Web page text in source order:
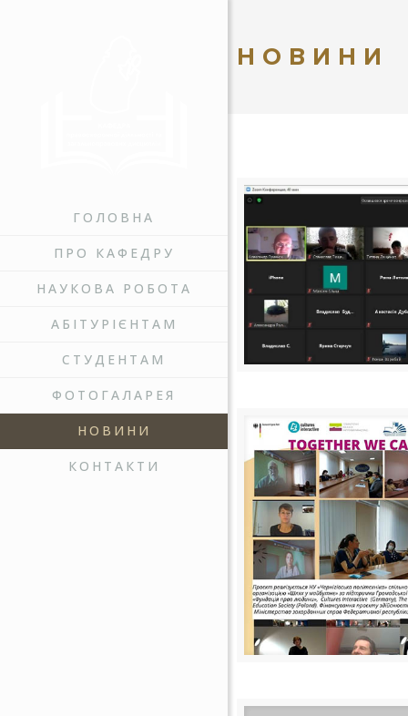
ГОЛОВНА
ПРО КАФЕДРУ
НАУКОВА РОБОТА
АБІТУРІЄНТАМ
СТУДЕНТАМ
ФОТОГАЛАРЕЯ
НОВИНИ
КОНТАКТИ
НОВИНИ